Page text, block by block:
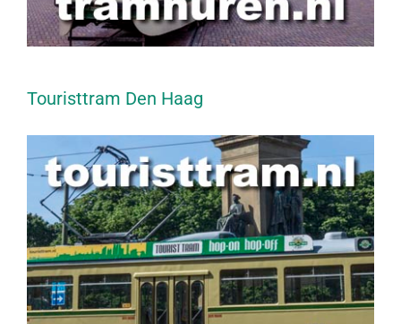
Touristtram Den Haag